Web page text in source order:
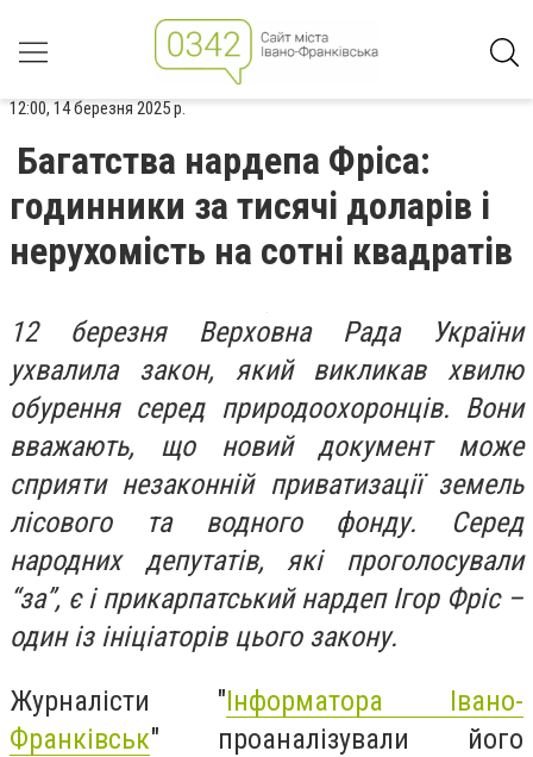
12:00, 14 березня 2025 р.
Багатства нардепа Фріса:
годинники за тисячі доларів і
нерухомість на сотні квадратів
12 березня Верховна Рада України
ухвалила закон, який викликав хвилю
обурення серед природоохоронців. Вони
вважають, що новий документ може
сприяти незаконній приватизації земель
лісового та водного фонду. Серед
народних депутатів, які проголосували
“за”, є і прикарпатський нардеп Ігор Фріс –
один із ініціаторів цього закону.
Журналісти "Інформатора Івано-
Франківськ" проаналізували його